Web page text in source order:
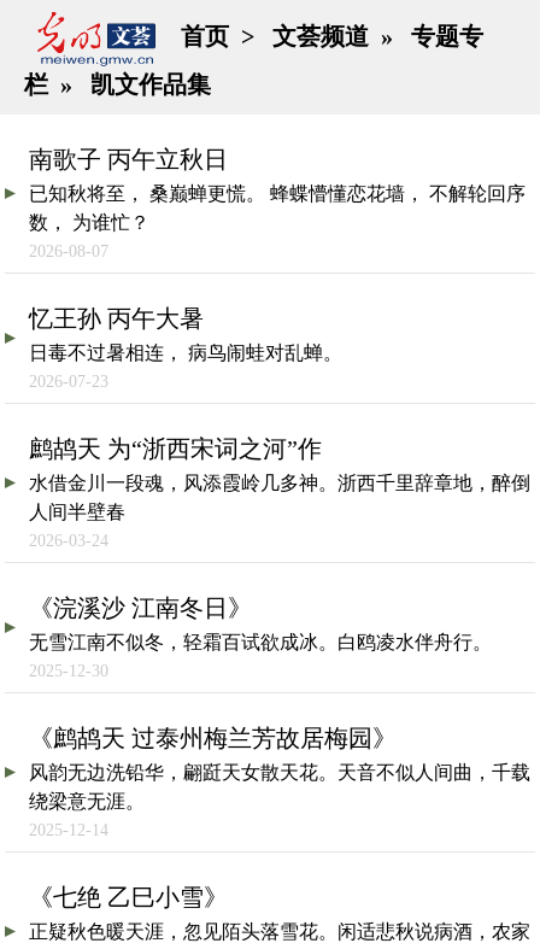
首页 > 文荟频道 »
专题专
栏 » 凯文作品集
南歌子 丙午立秋日
已知秋将至， 桑巅蝉更慌。 蜂蝶懵懂恋花墙， 不解轮回序
数， 为谁忙？
2026-08-07
忆王孙 丙午大暑
日毒不过暑相连， 病鸟闹蛙对乱蝉。
2026-07-23
鹧鸪天 为“浙西宋词之河”作
水借金川一段魂，风添霞岭几多神。浙西千里辞章地，醉倒
人间半壁春
2026-03-24
《浣溪沙 江南冬日》
无雪江南不似冬，轻霜百试欲成冰。白鸥凌水伴舟行。
2025-12-30
《鹧鸪天 过泰州梅兰芳故居梅园》
风韵无边洗铅华，翩跹天女散天花。天音不似人间曲，千载
绕梁意无涯。
2025-12-14
《七绝 乙巳小雪》
正疑秋色暖天涯，忽见陌头落雪花。闲适悲秋说病酒，农家